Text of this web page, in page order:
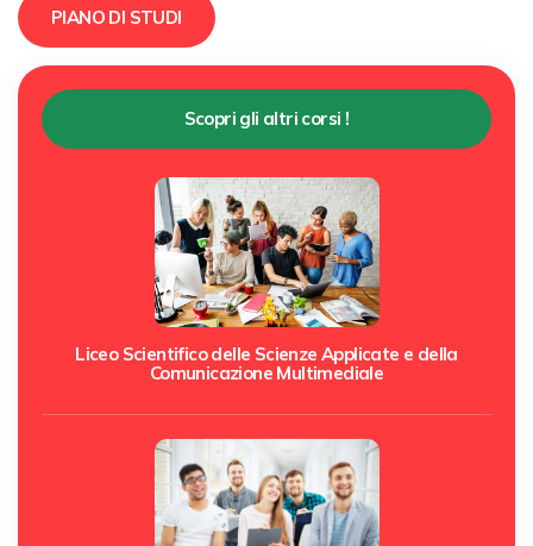
Scopri gli altri corsi !
Liceo Scientifico delle Scienze Applicate e della
Comunicazione Multimediale
PIANO DI STUDI